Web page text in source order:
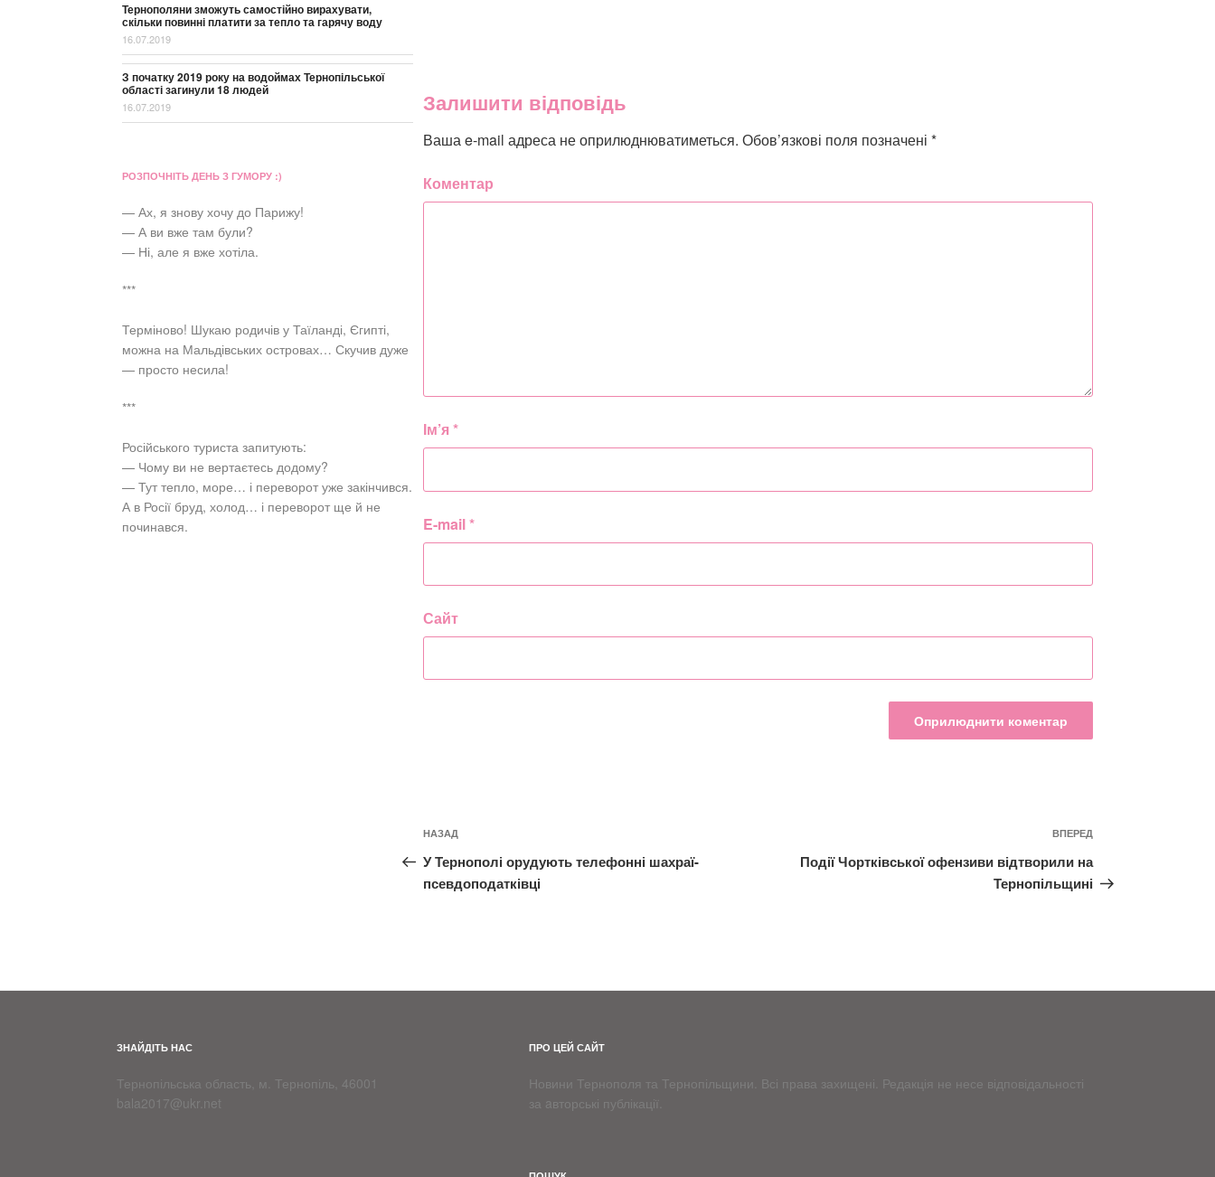
Залишити відповідь
Ваша e-mail адреса не оприлюднюватиметься. Обов’язкові поля позначені *
Коментар
Ім’я*
E-mail*
Сайт
Навігація
записів
Попередній
запис:
НАЗАД
У Тернополі орудують телефонні шахраї-
псевдоподатківці
ВПЕРЕД
Події Чортківської офензиви відтворили на
Тернопільщині
Тернополяни зможуть самостійно вирахувати,
скільки повинні платити за тепло та гарячу воду
16.07.2019
З початку 2019 року на водоймах Тернопільської
області загинули 18 людей
16.07.2019
РОЗПОЧНІТЬ ДЕНЬ З ГУМОРУ :)
— Ах, я знову хочу до Парижу!
— А ви вже там були?
— Ні, але я вже хотіла.
***
Терміново! Шукаю родичів у Таїланді, Єгипті,
можна на Мальдівських островах… Скучив дуже
— просто несила!
***
Російського туриста запитують:
— Чому ви не вертаєтесь додому?
— Тут тепло, море… і переворот уже закінчився.
А в Росії бруд, холод… і переворот ще й не
починався.
ЗНАЙДІТЬ НАС
Тернопільська область, м. Тернопіль, 46001
bala2017@ukr.net
ПРО ЦЕЙ САЙТ
Новини Тернополя та Тернопільщини. Всі права захищені. Редакція не несе відповідальності
за aвторські публікації.